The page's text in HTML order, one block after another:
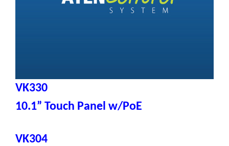
VK330
10.1” Touch Panel w/PoE
VK304